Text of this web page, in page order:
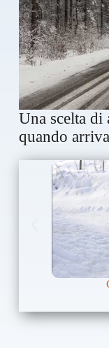
Una scelta di
quando